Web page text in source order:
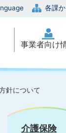
各課
事業者向け
針について
介護保険